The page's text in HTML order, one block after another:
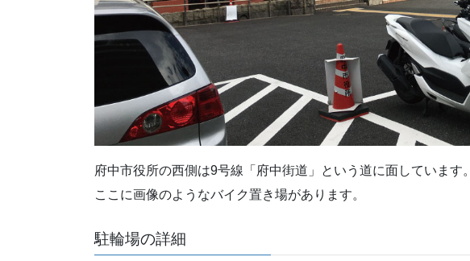
府中市役所の西側は9号線「府中街道」という道に面しています。
ここに画像のようなバイク置き場があります。
駐輪場の詳細